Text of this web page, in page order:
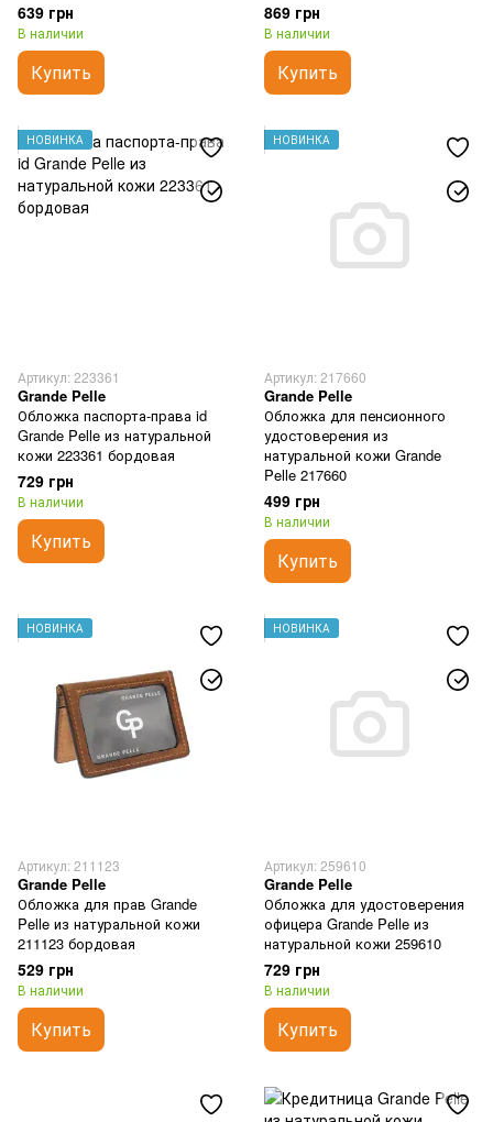
639 грн
В наличии
Купить
869 грн
В наличии
Купить
НОВИНКА
Артикул: 223361
Grande Pelle
Обложка паспорта-права id
Grande Pelle из натуральной
кожи 223361 бордовая
729 грн
В наличии
Купить
НОВИНКА
Артикул: 217660
Grande Pelle
Обложка для пенсионного
удостоверения из
натуральной кожи Grande
Pelle 217660
499 грн
В наличии
Купить
НОВИНКА
Артикул: 211123
Grande Pelle
Обложка для прав Grande
Pelle из натуральной кожи
211123 бордовая
529 грн
В наличии
Купить
НОВИНКА
Артикул: 259610
Grande Pelle
Обложка для удостоверения
офицера Grande Pelle из
натуральной кожи 259610
729 грн
В наличии
Купить